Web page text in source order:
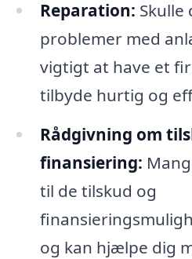
Reparation: Skulle
problemer med
vigtigt at have et
tilbyde hurtig og
Rådgivning om
finansiering:
til de tilskud og
og kan hjælpe dig